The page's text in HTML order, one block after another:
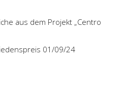
aus dem Projekt „Centro
01/09/24